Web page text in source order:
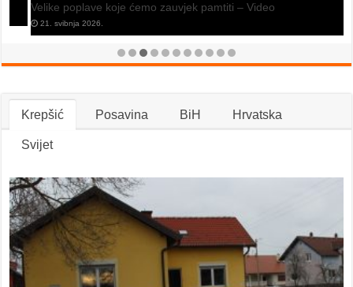
Velike poplave koje ćemo zauvjek pamtiti – Video
21. svibnja 2026.
Krepšić Posavina BiH Hrvatska
Svijet